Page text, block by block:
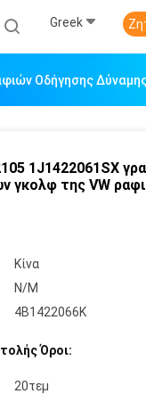
Greek
Οδήγησης
1J1422061SX
γκολφ της VW
Κίνα
N/M
4B1422066K
Όροι:
20τεμ